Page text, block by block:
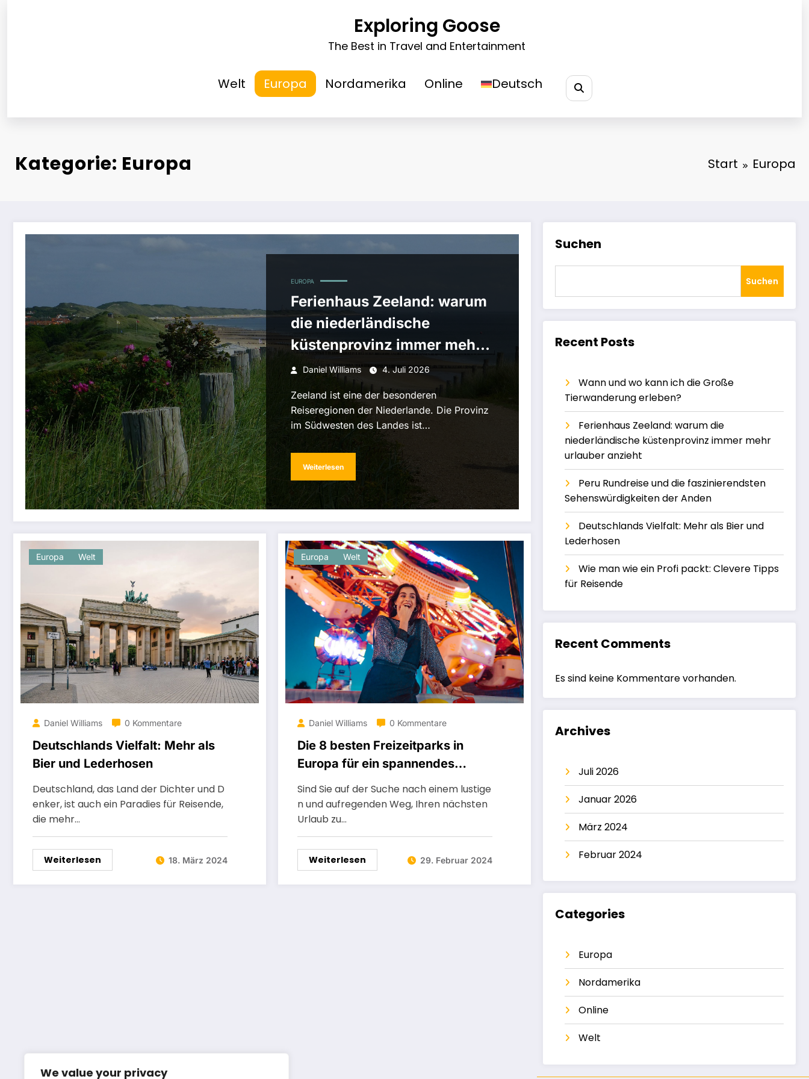
We value your privacy
Exploring Goose
The Best in Travel and Entertainment
Welt Europa Nordamerika Online Deutsch
Kategorie: Europa Start Europa
EUROPA
Ferienhaus Zeeland: warum
die niederländische
küstenprovinz immer mehr
urlauber anzieht
Daniel Williams 4. Juli 2026
Zeeland ist eine der besonderen
Reiseregionen der Niederlande. Die Provinz
im Südwesten des Landes ist…
Weiterlesen
Europa Welt
Daniel Williams 0 Kommentare
Deutschlands Vielfalt: Mehr als
Bier und Lederhosen
Deutschland, das Land der Dichter und D
enker, ist auch ein Paradies für Reisende,
die mehr…
Weiterlesen 18. März 2024
Europa Welt
Daniel Williams 0 Kommentare
Die 8 besten Freizeitparks in
Europa für ein spannendes
Abenteuer
Sind Sie auf der Suche nach einem lustige
n und aufregenden Weg, Ihren nächsten
Urlaub zu…
Weiterlesen 29. Februar 2024
Suchen
Suchen
Recent Posts
Wann und wo kann ich die Große
Tierwanderung erleben?
Ferienhaus Zeeland: warum die
niederländische küstenprovinz immer mehr
urlauber anzieht
Peru Rundreise und die faszinierendsten
Sehenswürdigkeiten der Anden
Deutschlands Vielfalt: Mehr als Bier und
Lederhosen
Wie man wie ein Profi packt: Clevere Tipps
für Reisende
Recent Comments
Es sind keine Kommentare vorhanden.
Archives
Juli 2026
Januar 2026
März 2024
Februar 2024
Categories
Europa
Nordamerika
Online
Welt